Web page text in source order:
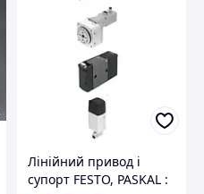
Лінійний привод і
супорт FESTO, PASKAL :